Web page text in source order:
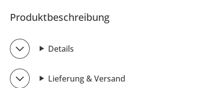
Produktbeschreibung
Details
Lieferung & Versand